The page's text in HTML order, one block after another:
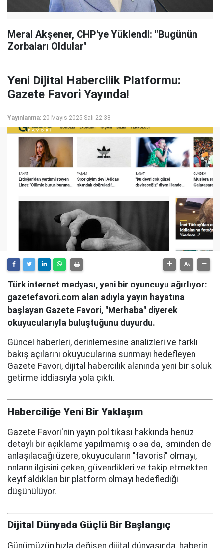
Meral Akşener, CHP'ye Yüklendi: "Bugünün
Zorbaları Oldular"
Yeni Dijital Habercilik Platformu:
Gazete Favori Yayında!
Yayınlanma: 20 Mayıs 2025 Salı 22:38
Türk internet medyası, yeni bir oyuncuyu ağırlıyor:
gazetefavori.com alan adıyla yayın hayatına
başlayan Gazete Favori, "Merhaba" diyerek
okuyucularıyla buluştuğunu duyurdu.
Güncel haberleri, derinlemesine analizleri ve farklı
bakış açılarını okuyucularına sunmayı hedefleyen
Gazete Favori, dijital habercilik alanında yeni bir soluk
getirme iddiasıyla yola çıktı.
Haberciliğe Yeni Bir Yaklaşım
Gazete Favori'nin yayın politikası hakkında henüz
detaylı bir açıklama yapılmamış olsa da, isminden de
anlaşılacağı üzere, okuyucuların "favorisi" olmayı,
onların ilgisini çeken, güvendikleri ve takip etmekten
keyif aldıkları bir platform olmayı hedeflediği
düşünülüyor.
Dijital Dünyada Güçlü Bir Başlangıç
Günümüzün hızla değişen dijital dünyasında, haberin